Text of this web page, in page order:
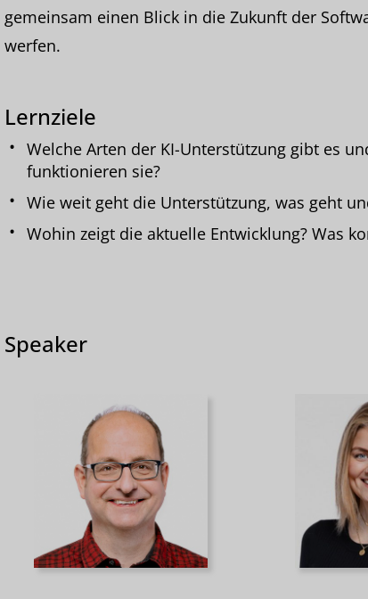
gemeinsam einen Blick in die Zukunft der
werfen.
Lernziele
Welche Arten der KI-Unterstützung gibt es
funktionieren sie?
Wie weit geht die Unterstützung, was geht
Wohin zeigt die aktuelle Entwicklung? Was
Speaker